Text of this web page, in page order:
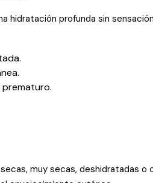
hidratación profunda sin
muy secas, deshidratadas